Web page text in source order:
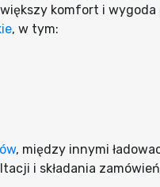
komfort i
, w tym:
, między innymi
i składania